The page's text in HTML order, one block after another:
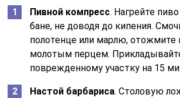
Пивной компресс. Нагрейте
бане, не доводя до кипения.
полотенце или марлю, отожмите
молотым перцем.
поврежденному участку на 15
Настой барбариса. Столовую